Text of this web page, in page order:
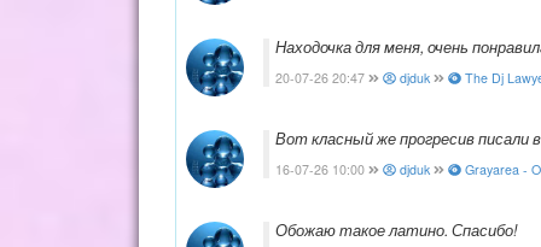
Находочка для меня, очень
20-07-26 20:47 djduk The Dj
Вот класный же прогресив писали
16-07-26 10:00 djduk Grayarea -
Обожаю такое латино. Спасибо!